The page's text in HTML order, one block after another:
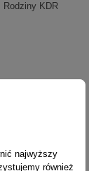
Rodziny KDR
najwyższy
również